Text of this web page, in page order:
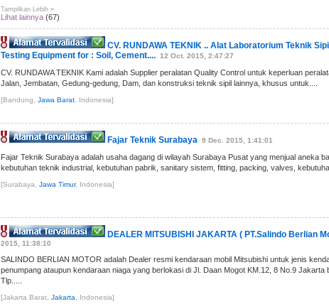
Tampilkan Lebih »
Lihat lainnya (67)
CV. RUNDAWA TEKNIK .. Alat Laboratorium Teknik
Testing Equipment for : Soil, Cement.... 12 Oct. 2015, 2:47:27
CV. RUNDAWA TEKNIK Kami adalah Supplier peralatan Quality Control untuk keperluan
Jalan, Jembatan, Gedung-gedung, Dam, dan konstruksi teknik sipil lainnya, khusus untuk....
[Bandung, Jawa Barat , Indonesia]
Fajar Teknik Surabaya 9 Dec. 2015, 1:41:01
Fajar Teknik Surabaya adalah usaha dagang di wilayah Surabaya Pusat yang menjual aneka
kebutuhan teknik industrial, kebutuhan pabrik, sanitary sistem, fitting, packing, valves,
[Surabaya, Jawa Timur, Indonesia]
DEALER MITSUBISHI JAKARTA ( PT.Salindo Berlian
2015, 11:38:10
SALINDO BERLIAN MOTOR adalah Dealer resmi kendaraan mobil Mitsubishi untuk jenis
penumpang ataupun kendaraan niaga yang berlokasi di Jl. Daan Mogot KM.12, 8 No.9 Jakarta
Tlp.....
[Jakarta Barat, Jakarta , Indonesia]